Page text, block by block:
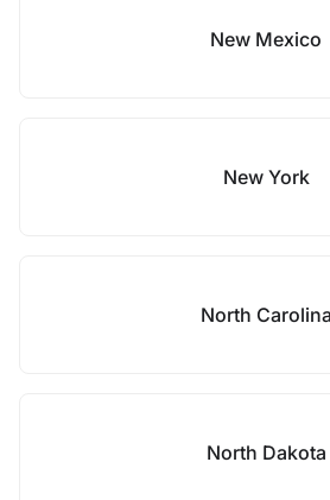
New Mexico
New York
North Carolina
North Dakota